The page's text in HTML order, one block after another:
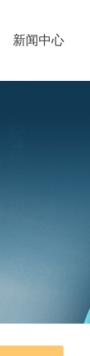
新闻中心